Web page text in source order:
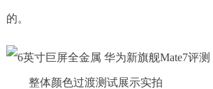
的。
整体颜色过渡测试展示实拍